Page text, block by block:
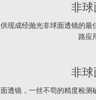
非球
现成经抛光非球面透镜的最
路应
非球
透镜，一丝不苟的精度检测